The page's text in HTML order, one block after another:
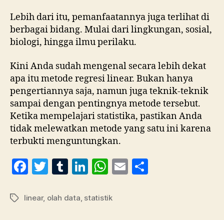
Lebih dari itu, pemanfaatannya juga terlihat di
berbagai bidang. Mulai dari lingkungan, sosial,
biologi, hingga ilmu perilaku.
Kini Anda sudah mengenal secara lebih dekat
apa itu metode regresi linear. Bukan hanya
pengertiannya saja, namun juga teknik-teknik
sampai dengan pentingnya metode tersebut.
Ketika mempelajari statistika, pastikan Anda
tidak melewatkan metode yang satu ini karena
terbukti menguntungkan.
F
c
T
itt
T
m
Li
k
W
at
E
Tag linear, olah data, statistik